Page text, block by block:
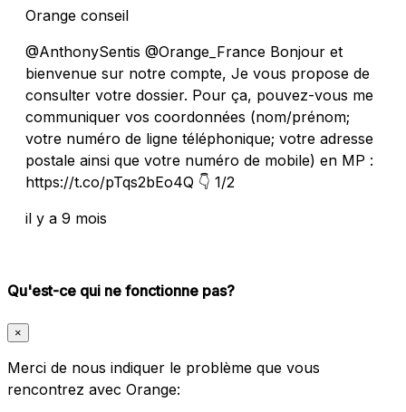
Orange conseil
@AnthonySentis @Orange_France Bonjour et
bienvenue sur notre compte, Je vous propose de
consulter votre dossier. Pour ça, pouvez-vous me
communiquer vos coordonnées (nom/prénom;
votre numéro de ligne téléphonique; votre adresse
postale ainsi que votre numéro de mobile) en MP :
https://t.co/pTqs2bEo4Q 👇 1/2
il y a 9 mois
Qu'est-ce qui ne fonctionne pas?
×
Merci de nous indiquer le problème que vous
rencontrez avec Orange: